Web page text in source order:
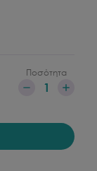
Ποσότητα
1